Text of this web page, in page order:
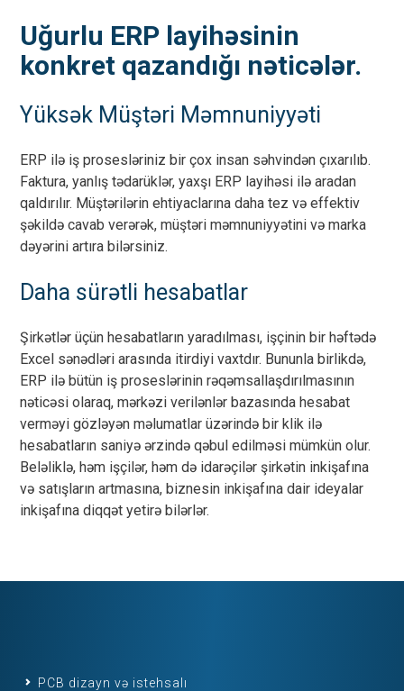
Uğurlu ERP layihəsinin
konkret qazandığı nəticələr.
Yüksək Müştəri Məmnuniyyəti
ERP ilə iş prosesləriniz bir çox insan səhvindən çıxarılıb.
Faktura, yanlış tədarüklər, yaxşı ERP layihəsi ilə aradan
qaldırılır. Müştərilərin ehtiyaclarına daha tez və effektiv
şəkildə cavab verərək, müştəri məmnuniyyətini və marka
dəyərini artıra bilərsiniz.
Daha sürətli hesabatlar
Şirkətlər üçün hesabatların yaradılması, işçinin bir həftədə
Excel sənədləri arasında itirdiyi vaxtdır. Bununla birlikdə,
ERP ilə bütün iş proseslərinin rəqəmsallaşdırılmasının
nəticəsi olaraq, mərkəzi verilənlər bazasında hesabat
verməyi gözləyən məlumatlar üzərində bir klik ilə
hesabatların saniyə ərzində qəbul edilməsi mümkün olur.
Beləliklə, həm işçilər, həm də idarəçilər şirkətin inkişafına
və satışların artmasına, biznesin inkişafına dair ideyalar
inkişafına diqqət yetirə bilərlər.
PCB dizayn və istehsalı